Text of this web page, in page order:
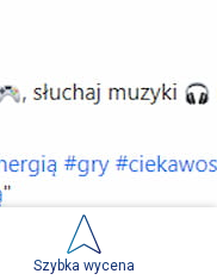
Szybka wycena